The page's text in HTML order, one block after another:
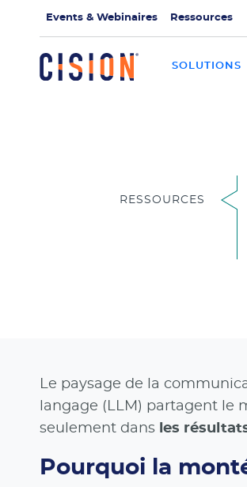
Events & Webinaires Ressources
SOLUTIONS
RESSOURCES
Le paysage de la
langage (LLM) partagent le
seulement dans les
Pourquoi la